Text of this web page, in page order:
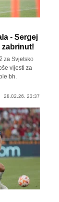
- Sergej
zabrinut!
za Svjetsko
vijesti za
bh.
28.02.26. 23:37